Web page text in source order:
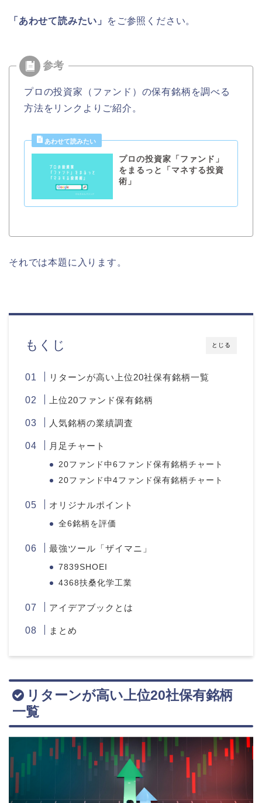
「あわせて読みたい」 をご参照ください。
プロの投資家（ファンド）の保有銘柄を調べる
方法をリンクよりご紹介。
プロの投資家「ファンド」
をまるっと「マネする投資
術」
それでは本題に入ります。
とじる
もくじ
リターンが高い上位20社保有銘柄一覧
上位20ファンド保有銘柄
人気銘柄の業績調査
月足チャート
20ファンド中6ファンド保有銘柄チャート
20ファンド中4ファンド保有銘柄チャート
オリジナルポイント
全6銘柄を評価
最強ツール「ザイマニ」
7839SHOEI
4368扶桑化学工業
アイデアブックとは
まとめ
リターンが高い上位20社保有銘柄
一覧